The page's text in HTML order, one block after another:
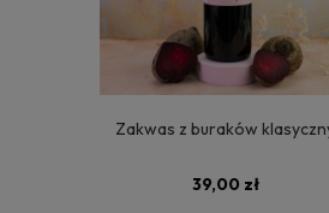
Zakwas z buraków
39,00 zł